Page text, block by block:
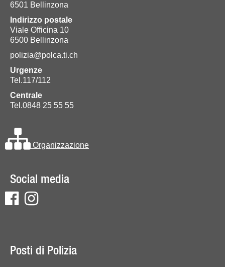
6501 Bellinzona
Indirizzo postale
Viale Officina 10
6500 Bellinzona
polizia@polca.ti.ch
Urgenze
Tel.117/112
Centrale
Tel.0848 25 55 55
Organizzazione
Social media
Posti di Polizia